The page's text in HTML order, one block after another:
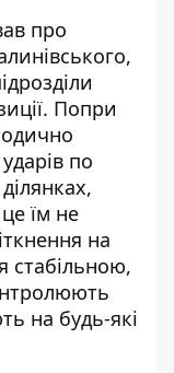
про
Попри
по
їм не
на
стабільною,
на будь-які